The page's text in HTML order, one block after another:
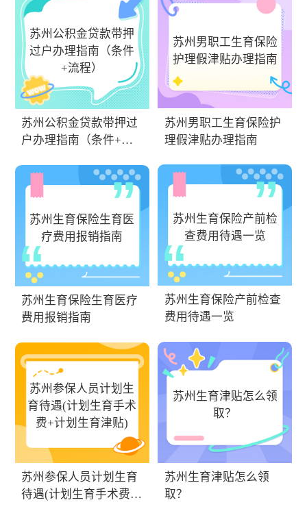
苏州公积金贷款带押
过户办理指南（条件
+流程）
苏州公积金贷款带押过
户办理指南（条件+流
苏州生育保险生育医
疗费用报销指南
苏州生育保险生育医疗
费用报销指南
苏州参保人员计划生
育待遇(计划生育手术
费+计划生育津贴)
苏州参保人员计划生育
待遇(计划生育手术费
苏州男职工生育保险
护理假津贴办理指南
苏州男职工生育保险护
理假津贴办理指南
苏州生育保险产前检
查费用待遇一览
苏州生育保险产前检查
费用待遇一览
苏州生育津贴怎么领
取？
苏州生育津贴怎么领
取？